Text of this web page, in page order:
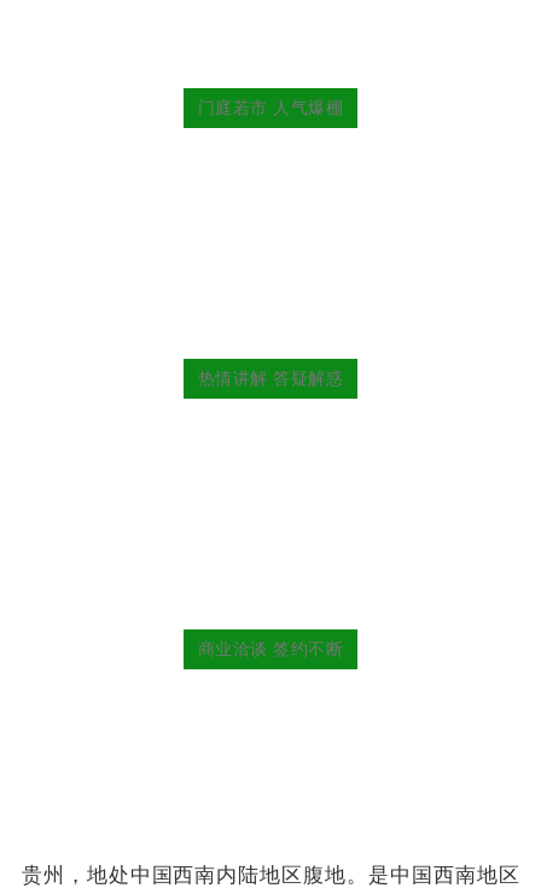
门庭若市 人气爆棚
热情讲解 答疑解惑
商业洽谈 签约不断
贵州，地处中国西南内陆地区腹地。是中国西南地区